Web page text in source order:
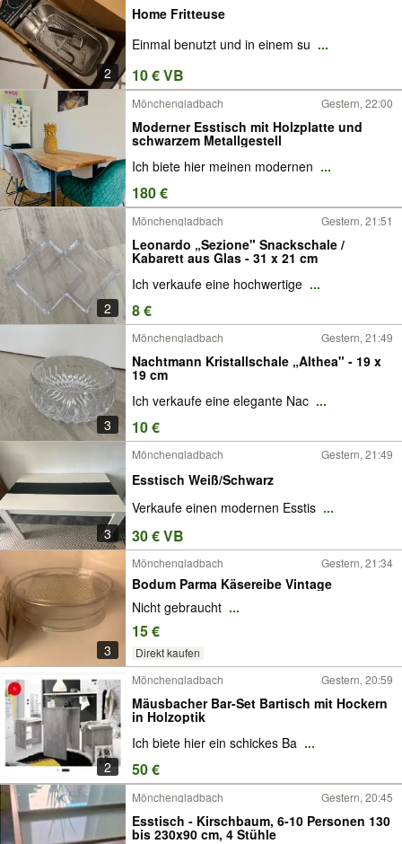
2
Home Fritteuse
Einmal benutzt und in einem su ...
10 € VB
Mönchengladbach Gestern, 22:00
Moderner Esstisch mit Holzplatte und
schwarzem Metallgestell
Ich biete hier meinen modernen ...
180 €
2
Mönchengladbach Gestern, 21:51
Leonardo „Sezione" Snackschale /
Kabarett aus Glas - 31 x 21 cm
Ich verkaufe eine hochwertige ...
8 €
3
Mönchengladbach Gestern, 21:49
Nachtmann Kristallschale „Althea" - 19 x
19 cm
Ich verkaufe eine elegante Nac ...
10 €
3
Mönchengladbach Gestern, 21:49
Esstisch Weiß/Schwarz
Verkaufe einen modernen Esstis ...
30 € VB
3
Mönchengladbach Gestern, 21:34
Bodum Parma Käsereibe Vintage
Nicht gebraucht ...
15 €
Direkt kaufen
2
Mönchengladbach Gestern, 20:59
Mäusbacher Bar-Set Bartisch mit Hockern
in Holzoptik
Ich biete hier ein schickes Ba ...
50 €
Mönchengladbach Gestern, 20:45
Esstisch - Kirschbaum, 6-10 Personen 130
bis 230x90 cm, 4 Stühle